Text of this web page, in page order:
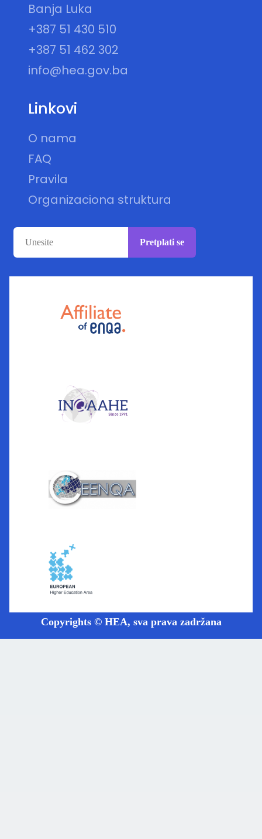
Banja Luka
+387 51 430 510
+387 51 462 302
info@hea.gov.ba
Linkovi
O nama
FAQ
Pravila
Organizaciona struktura
Pretplati se
Copyrights © HEA, sva prava zadržana